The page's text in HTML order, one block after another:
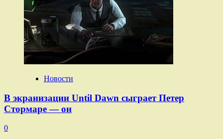
требования
Star
Wars
Outlaws
по «Звёздным
войнам»
Новости
В экранизации Until Dawn сыграет Петер
Стормаре — он
0